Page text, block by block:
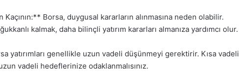
Borsa, duygusal kararların alınmasına neden olabilir.
kalmak, daha bilinçli yatırım kararları almanıza yardımcı olur.
yatırımları genellikle uzun vadeli düşünmeyi gerektirir. Kısa vadeli
vadeli hedeflerinize odaklanmalısınız.